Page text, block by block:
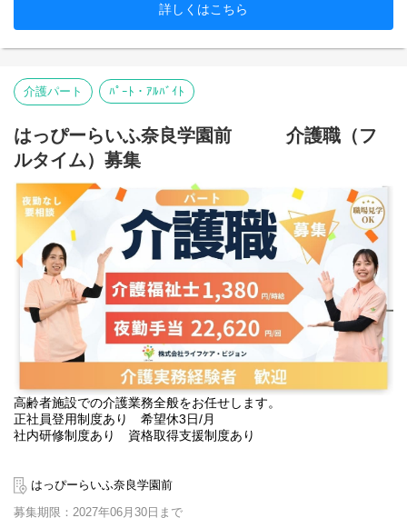
詳しくはこちら
介護パート ﾊﾟｰﾄ・ｱﾙﾊﾞｲﾄ
はっぴーらいふ奈良学園前 介護職（フ
ルタイム）募集
高齢者施設での介護業務全般をお任せします。
正社員登用制度あり 希望休3日/月
社内研修制度あり 資格取得支援制度あり
はっぴーらいふ奈良学園前
募集期限：2027年06月30日まで